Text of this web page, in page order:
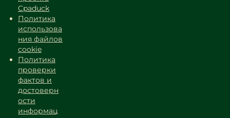
Cpaduck
Политика
использова
ния файлов
cookie
Политика
проверки
фактов и
достоверн
ости
информац